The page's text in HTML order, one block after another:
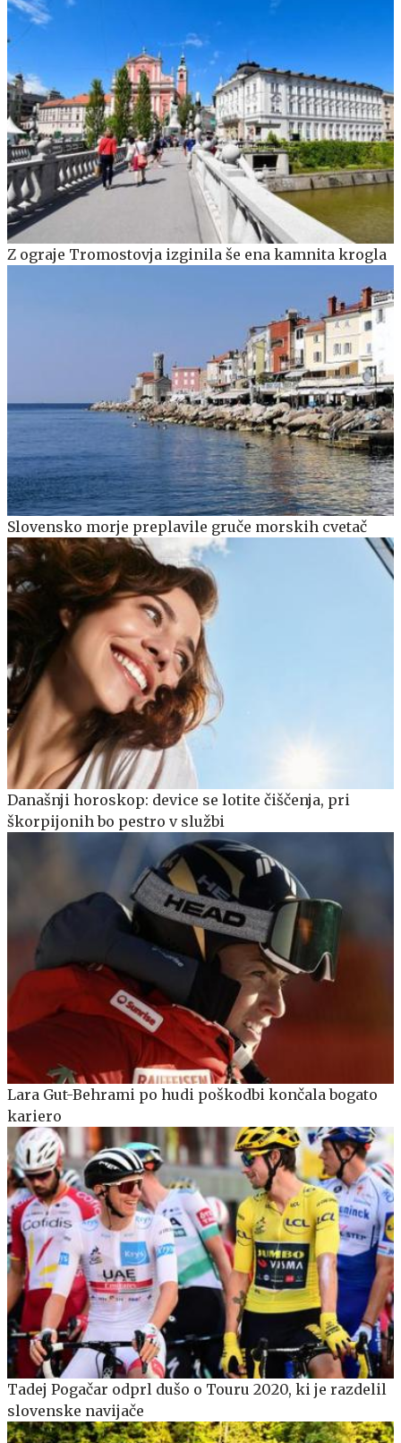
Z ograje Tromostovja izginila še ena kamnita krogla
Slovensko morje preplavile gruče morskih cvetač
Današnji horoskop: device se lotite čiščenja, pri
škorpijonih bo pestro v službi
Lara Gut-Behrami po hudi poškodbi končala bogato
kariero
Tadej Pogačar odprl dušo o Touru 2020, ki je razdelil
slovenske navijače